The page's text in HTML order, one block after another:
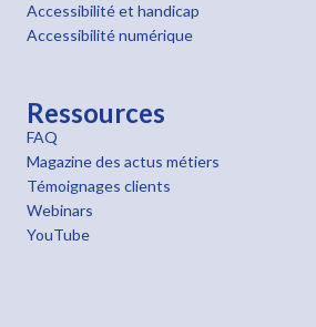
Accessibilité et handicap
Accessibilité numérique
Ressources
FAQ
Magazine des actus métiers
Témoignages clients
Webinars
YouTube